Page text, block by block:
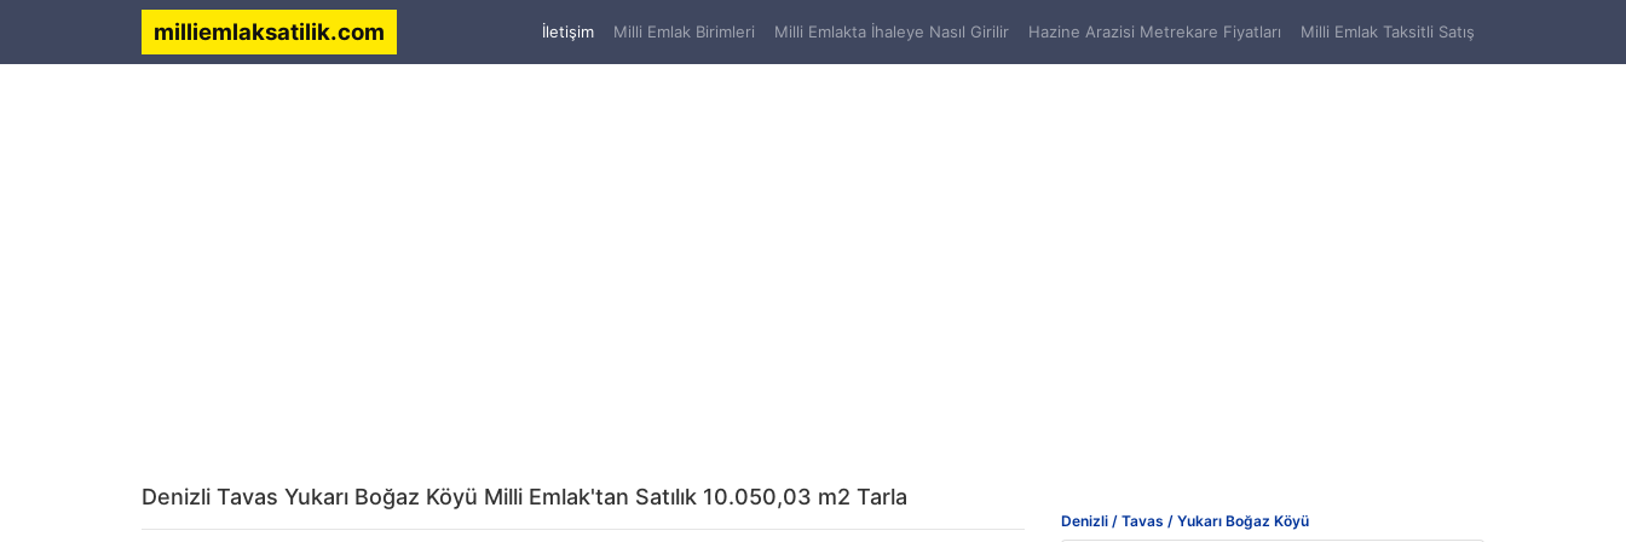
milliemlaksatilik.com İletişim(current)
Milli Emlak Birimleri Milli Emlakta İhaleye Nasıl Girilir Hazine Arazisi Metrekare Fiyatları Milli Emlak Taksitli Satış
Denizli Tavas Yukarı Boğaz Köyü Milli Emlak'tan Satılık 10.050,03 m2 Tarla
Denizli / Tavas / Yukarı Boğaz Köyü